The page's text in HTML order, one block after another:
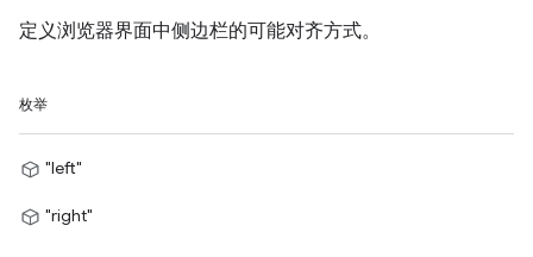
定义浏览器界面中侧边栏的可能对齐方式。
枚举
"left"
"right"